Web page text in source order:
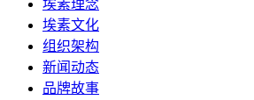
埃素理念
埃素文化
组织架构
新闻动态
品牌故事